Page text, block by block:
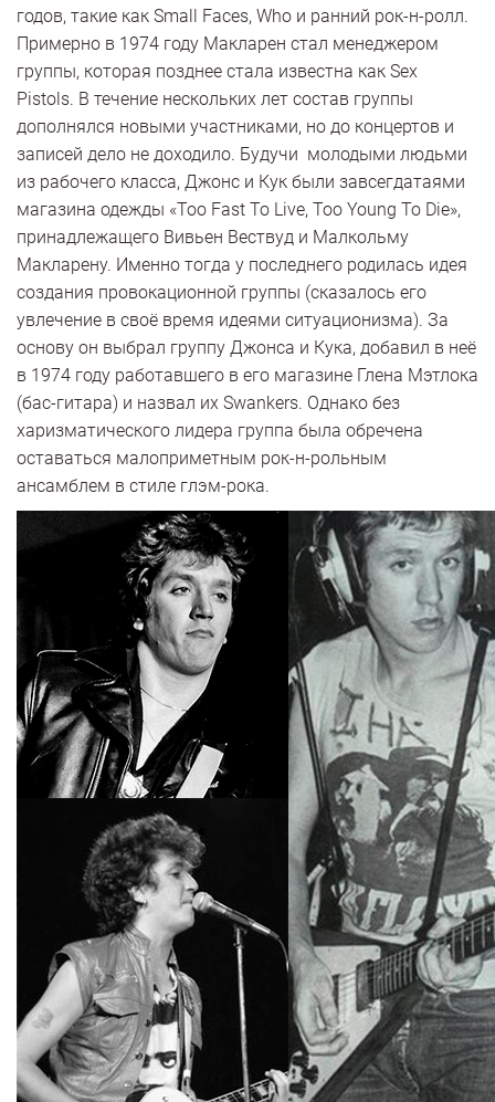
годов, такие как Small Faces, Who и ранний рок-н-ролл.
Примерно в 1974 году Макларен стал менеджером
группы, которая позднее стала известна как Sex
Pistols. В течение нескольких лет состав группы
дополнялся новыми участниками, но до концертов и
записей дело не доходило. Будучи молодыми людьми
из рабочего класса, Джонс и Кук были завсегдатаями
магазина одежды «Too Fast To Live, Too Young To Die»,
принадлежащего Вивьен Вествуд и Малкольму
Макларену. Именно тогда у последнего родилась идея
создания провокационной группы (сказалось его
увлечение в своё время идеями ситуационизма). За
основу он выбрал группу Джонса и Кука, добавил в неё
в 1974 году работавшего в его магазине Глена Мэтлока
(бас-гитара) и назвал их Swankers. Однако без
харизматического лидера группа была обречена
оставаться малоприметным рок-н-рольным
ансамблем в стиле глэм-рока.